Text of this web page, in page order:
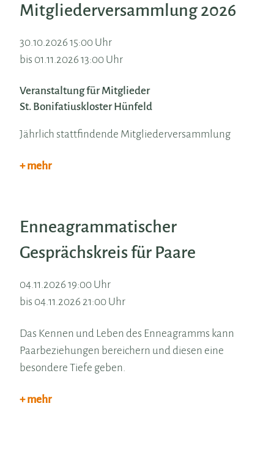
Mitgliederversammlung 2026
30.10.2026 15:00 Uhr
bis 01.11.2026 13:00 Uhr
Veranstaltung für Mitglieder
St. Bonifatiuskloster Hünfeld
Jährlich stattfindende Mitgliederversammlung
+ mehr
Enneagrammatischer
Gesprächskreis für Paare
04.11.2026 19:00 Uhr
bis 04.11.2026 21:00 Uhr
Das Kennen und Leben des Enneagramms kann
Paarbeziehungen bereichern und diesen eine
besondere Tiefe geben.
+ mehr